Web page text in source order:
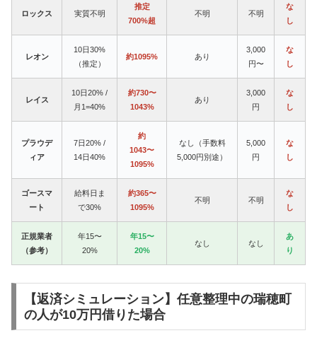
ロックス 実質不明
推定
700%超
不明 不明
な
し
レオン
10日30%
（推定）
約1095% あり
3,000
円〜
な
し
レイス
10日20% /
月1=40%
約730〜
1043%
あり
3,000
円
な
し
プラウデ
ィア
7日20% /
14日40%
約
1043〜
1095%
なし（手数料
5,000円別途）
5,000
円
な
し
ゴースマ
ート
給料日ま
で30%
約365〜
1095%
不明 不明
な
し
正規業者
（参考）
年15〜
20%
年15〜
20%
なし なし
あ
り
【返済シミュレーション】任意整理中の瑞穂町
の人が10万円借りた場合